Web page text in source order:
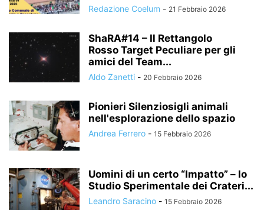
Redazione Coelum - 21 Febbraio 2026
ShaRA#14 – Il Rettangolo
Rosso Target Peculiare per gli
amici del Team...
Aldo Zanetti - 20 Febbraio 2026
Pionieri Silenziosigli animali
nell'esplorazione dello spazio
Andrea Ferrero - 15 Febbraio 2026
Uomini di un certo “Impatto” – lo
Studio Sperimentale dei Crateri...
Leandro Saracino - 15 Febbraio 2026